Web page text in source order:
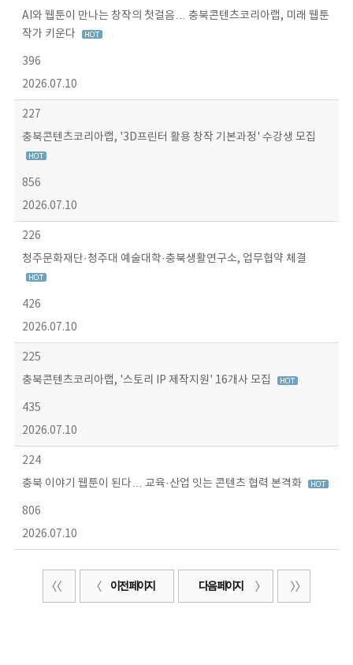
AI와 웹툰이 만나는 창작의 첫걸음… 충북콘텐츠코리아랩, 미래 웹툰
작가 키운다
396
2026.07.10
227
충북콘텐츠코리아랩, '3D프린터 활용 창작 기본과정' 수강생 모집
856
2026.07.10
226
청주문화재단·청주대 예술대학·충북생활연구소, 업무협약 체결
426
2026.07.10
225
충북콘텐츠코리아랩, '스토리 IP 제작지원' 16개사 모집
435
2026.07.10
224
충북 이야기 웹툰이 된다… 교육·산업 잇는 콘텐츠 협력 본격화
806
2026.07.10
이전 페이지 다음 페이지